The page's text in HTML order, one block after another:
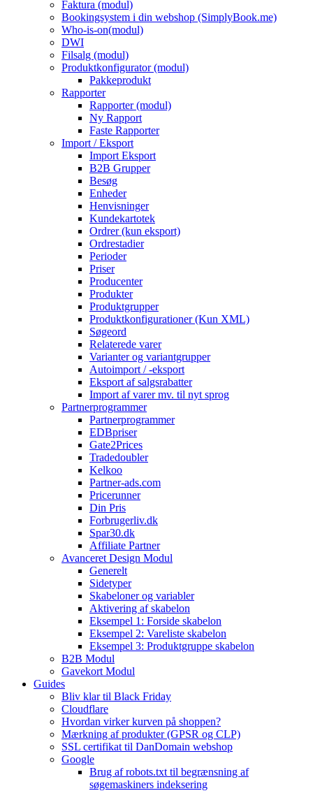
Faktura (modul)
Bookingsystem i din webshop (SimplyBook.me)
Who-is-on(modul)
DWI
Filsalg (modul)
Produktkonfigurator (modul)
Pakkeprodukt
Rapporter
Rapporter (modul)
Ny Rapport
Faste Rapporter
Import / Eksport
Import Eksport
B2B Grupper
Besøg
Enheder
Henvisninger
Kundekartotek
Ordrer (kun eksport)
Ordrestadier
Perioder
Priser
Producenter
Produkter
Produktgrupper
Produktkonfigurationer (Kun XML)
Søgeord
Relaterede varer
Varianter og variantgrupper
Autoimport / -eksport
Eksport af salgsrabatter
Import af varer mv. til nyt sprog
Partnerprogrammer
Partnerprogrammer
EDBpriser
Gate2Prices
Tradedoubler
Kelkoo
Partner-ads.com
Pricerunner
Din Pris
Forbrugerliv.dk
Spar30.dk
Affiliate Partner
Avanceret Design Modul
Generelt
Sidetyper
Skabeloner og variabler
Aktivering af skabelon
Eksempel 1: Forside skabelon
Eksempel 2: Vareliste skabelon
Eksempel 3: Produktgruppe skabelon
B2B Modul
Gavekort Modul
Guides
Bliv klar til Black Friday
Cloudflare
Hvordan virker kurven på shoppen?
Mærkning af produkter (GPSR og CLP)
SSL certifikat til DanDomain webshop
Google
Brug af robots.txt til begrænsning af
søgemaskiners indeksering